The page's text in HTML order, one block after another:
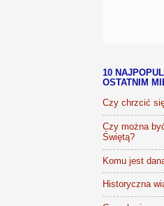
10
OSTATNIM
Czy chrzcić
Czy można
Świętą?
Komu jest
Historyczna